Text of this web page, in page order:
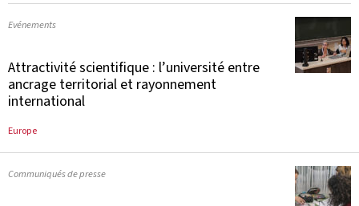
Evénements
Attractivité scientifique : l’université entre
ancrage territorial et rayonnement
international
Europe
Communiqués de presse